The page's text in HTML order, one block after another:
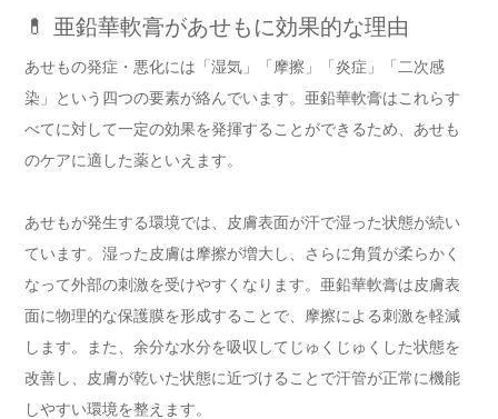
💊 亜鉛華軟膏があせもに効果的な理由
あせもの発症・悪化には「湿気」「摩擦」「炎症」「二次感
染」という四つの要素が絡んでいます。亜鉛華軟膏はこれらす
べてに対して一定の効果を発揮することができるため、あせも
のケアに適した薬といえます。
あせもが発生する環境では、皮膚表面が汗で湿った状態が続い
ています。湿った皮膚は摩擦が増大し、さらに角質が柔らかく
なって外部の刺激を受けやすくなります。亜鉛華軟膏は皮膚表
面に物理的な保護膜を形成することで、摩擦による刺激を軽減
します。また、余分な水分を吸収してじゅくじゅくした状態を
改善し、皮膚が乾いた状態に近づけることで汗管が正常に機能
しやすい環境を整えます。